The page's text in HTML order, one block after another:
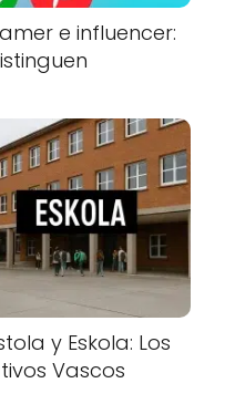
e influencer:
y Eskola: Los
Vascos